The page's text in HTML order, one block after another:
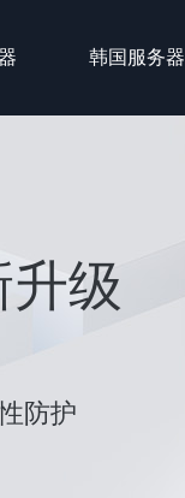
韩国服务器
级
防护